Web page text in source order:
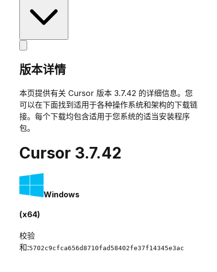
版本详情
本页提供有关 Cursor 版本 3.7.42 的详细信息。您
可以在下面找到适用于各种操作系统和架构的下载链
接。每个下载均包含适用于您系统的适当安装程序
包。
Cursor 3.7.42
Windows
(x64)
校验
和:5702c9cfca656d8710fad58402fe37f14345e3ac